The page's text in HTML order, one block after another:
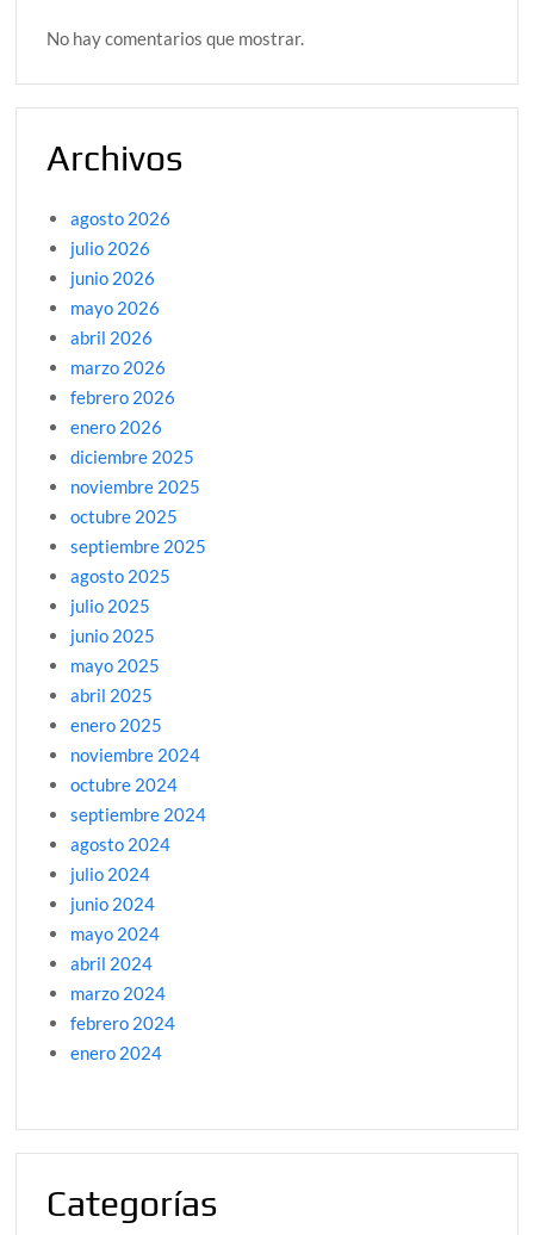
No hay comentarios que mostrar.
Archivos
agosto 2026
julio 2026
junio 2026
mayo 2026
abril 2026
marzo 2026
febrero 2026
enero 2026
diciembre 2025
noviembre 2025
octubre 2025
septiembre 2025
agosto 2025
julio 2025
junio 2025
mayo 2025
abril 2025
enero 2025
noviembre 2024
octubre 2024
septiembre 2024
agosto 2024
julio 2024
junio 2024
mayo 2024
abril 2024
marzo 2024
febrero 2024
enero 2024
Categorías